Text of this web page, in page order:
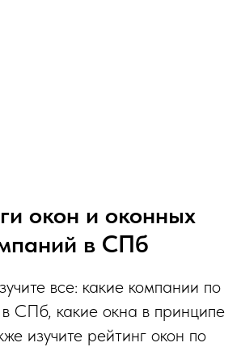
окон и оконных
в СПб
все: какие компании по
СПб, какие окна в принципе
изучите рейтинг окон по